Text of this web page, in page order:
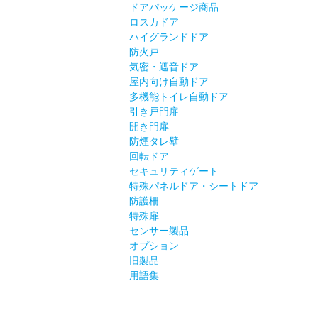
ドアパッケージ商品
ロスカドア
ハイグランドドア
防火戸
気密・遮音ドア
屋内向け自動ドア
多機能トイレ自動ドア
引き戸門扉
開き門扉
防煙タレ壁
回転ドア
セキュリティゲート
特殊パネルドア・シートドア
防護柵
特殊扉
センサー製品
オプション
旧製品
用語集